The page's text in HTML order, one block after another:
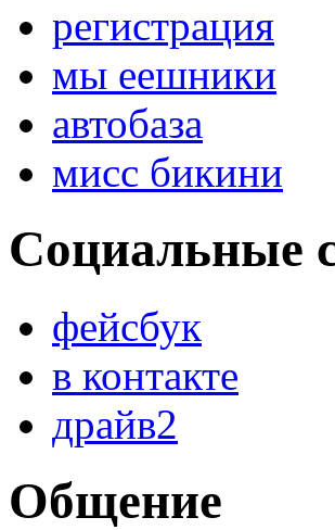
регистрация
мы еешники
автобаза
мисс бикини
Социальные
фейсбук
в контакте
драйв2
Общение